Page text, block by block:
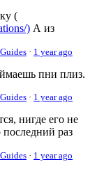
(
) А из
· 1 year ago
пни плиз.
· 1 year ago
нигде его не
раз
· 1 year ago